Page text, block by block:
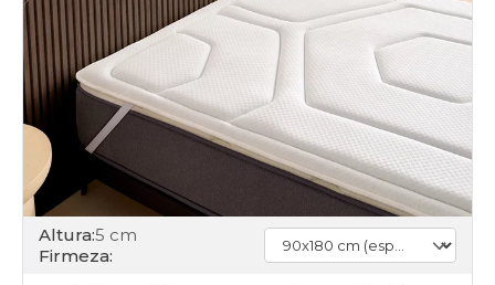
Altura:5 cm
Firmeza: